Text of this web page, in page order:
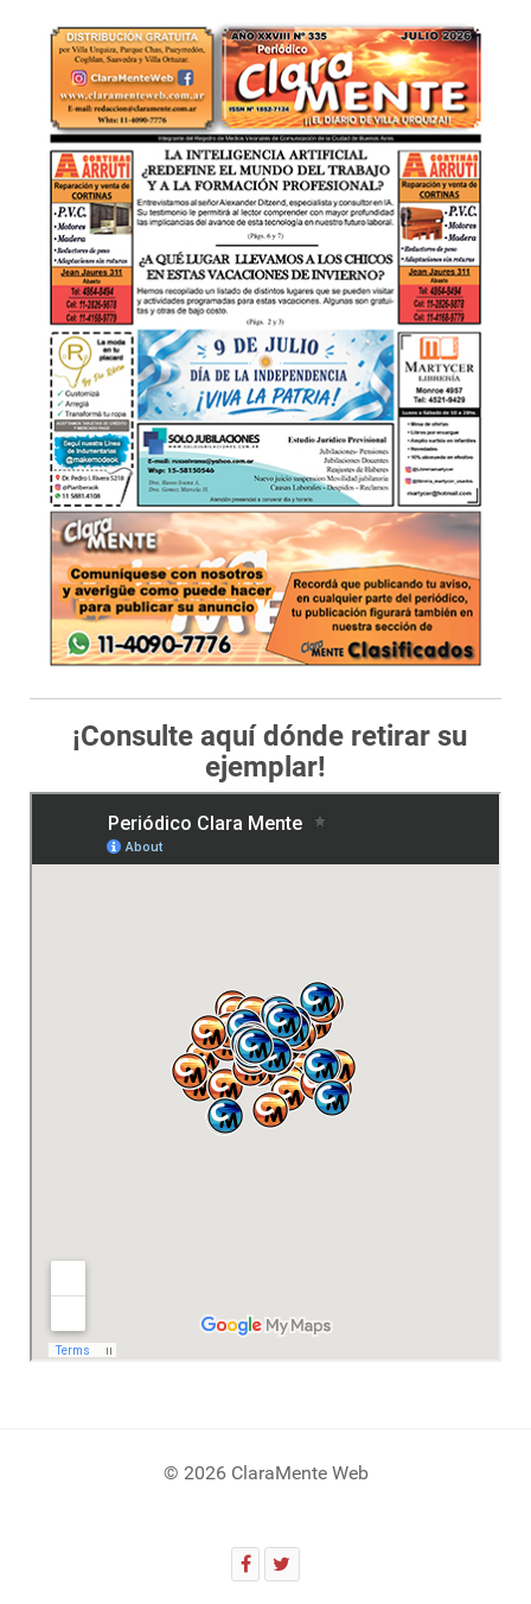
¡Consulte aquí dónde retirar su
ejemplar!
© 2026 ClaraMente Web